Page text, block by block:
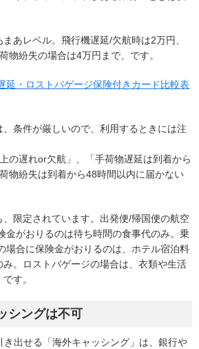
あレベル。飛行機遅延/欠航時は2万円、
物紛失の場合は4万円まで、です。
延・ロストバゲージ保険付きカード比較表
条件が厳しいので、利用するときには注
の遅れor欠航」、「手荷物遅延は到着から
物紛失は到着から48時間以内に届かない
、限定されています。出発便/帰国便の航空
金がおりるのは待ち時間の食事代のみ。乗
場合に保険金がおりるのは、ホテル宿泊料
。ロストバゲージの場合は、衣類や生活
す。
シングは不可
き出せる「海外キャッシング」は、銀行や